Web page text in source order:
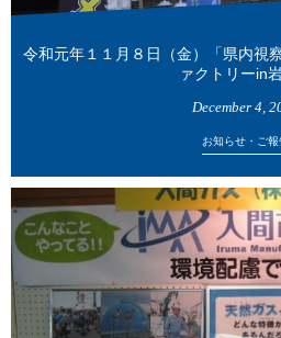
令和元年１１月８日（金）「県内
ァクトリーin岩
December 4,
お知らせ・ご報